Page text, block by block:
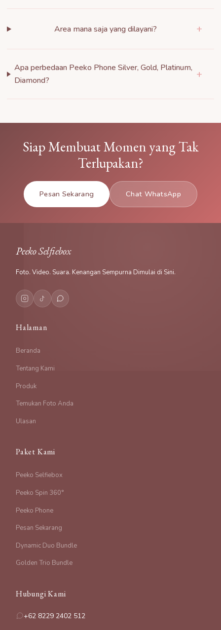
Area mana saja yang dilayani? +
Apa perbedaan Peeko Phone Silver, Gold, Platinum,
Diamond?
+
Siap Membuat Momen yang Tak
Terlupakan?
Pesan Sekarang Chat WhatsApp
Peeko Selfiebox
Foto. Video. Suara. Kenangan Sempurna Dimulai di Sini.
Halaman
Beranda
Tentang Kami
Produk
Temukan Foto Anda
Ulasan
Paket Kami
Peeko Selfiebox
Peeko Spin 360°
Peeko Phone
Pesan Sekarang
Dynamic Duo Bundle
Golden Trio Bundle
Hubungi Kami
+62 8229 2402 512